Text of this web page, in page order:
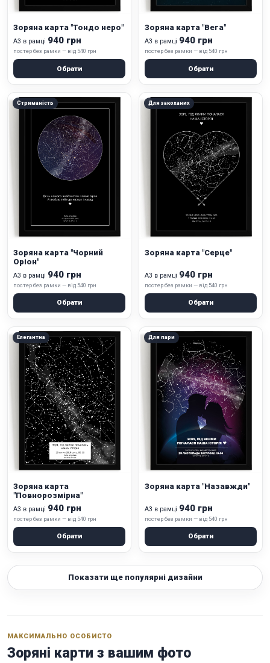
Зоряна карта "Тондо неро"
А3 в рамці 940 грн
постер без рамки — від 540 грн
Обрати
Зоряна карта "Вега"
А3 в рамці 940 грн
постер без рамки — від 540 грн
Обрати
Стриманість
Зоряна карта "Чорний
Оріон"
А3 в рамці 940 грн
постер без рамки — від 540 грн
Обрати
Для закоханих
Зоряна карта "Серце"
А3 в рамці 940 грн
постер без рамки — від 540 грн
Обрати
Елегантна
Зоряна карта
"Повнорозмірна"
А3 в рамці 940 грн
постер без рамки — від 540 грн
Обрати
Для пари
Зоряна карта "Назавжди"
А3 в рамці 940 грн
постер без рамки — від 540 грн
Обрати
Показати ще популярні дизайни
МАКСИМАЛЬНО ОСОБИСТО
Зоряні карти з вашим фото